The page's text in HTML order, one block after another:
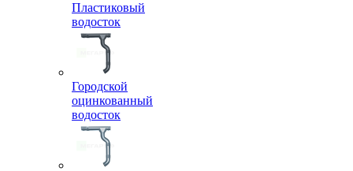
Пластиковый
водосток
Городской
оцинкованный
водосток